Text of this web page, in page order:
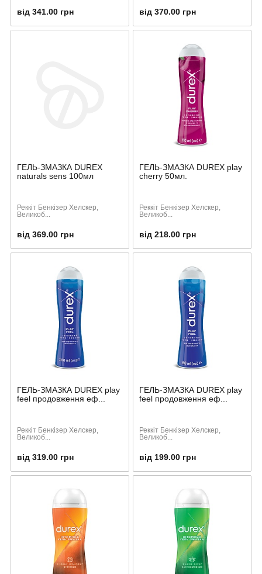
від 341.00 грн від 370.00 грн
ГЕЛЬ-ЗМАЗКА DUREX
naturals sens 100мл
Реккіт Бенкізер Хелскер,
Великоб...
від 369.00 грн
ГЕЛЬ-ЗМАЗКА DUREX play
cherry 50мл.
Реккіт Бенкізер Хелскер,
Великоб...
від 218.00 грн
ГЕЛЬ-ЗМАЗКА DUREX play
feel продовження еф...
Реккіт Бенкізер Хелскер,
Великоб...
від 319.00 грн
ГЕЛЬ-ЗМАЗКА DUREX play
feel продовження еф...
Реккіт Бенкізер Хелскер,
Великоб...
від 199.00 грн